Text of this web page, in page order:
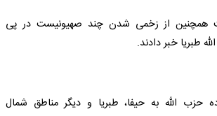
همچنین از زخمی شدن چند صهیونیست در پی
طبریا خبر دادند.
حزب الله به حیفا، طبریا و دیگر مناطق شمال